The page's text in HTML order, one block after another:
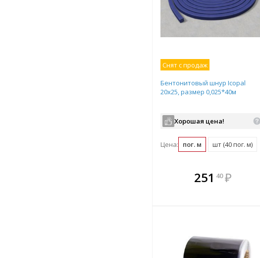
Снят с продаж
Бентонитовый шнур Icopal
20х25, размер 0,025*40м
Хорошая цена!
Цена: пог. м шт (40 пог. м)
251 40 ₽
В комплекте
всегда выгоднее!